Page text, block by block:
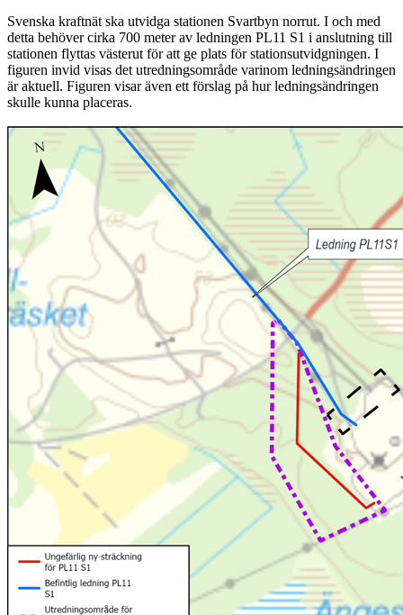
Svenska kraftnät ska utvidga stationen Svartbyn norrut. I och med
detta behöver cirka 700 meter av ledningen PL11 S1 i anslutning till
stationen flyttas västerut för att ge plats för stationsutvidgningen. I
figuren invid visas det utredningsområde varinom ledningsändringen
är aktuell. Figuren visar även ett förslag på hur ledningsändringen
skulle kunna placeras.